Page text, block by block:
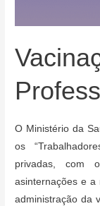
O Ministério da
os
privadas, com
asinternações e a
administração da